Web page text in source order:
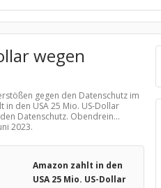
wegen
gegen den Datenschutz im
in den USA 25 Mio. US-Dollar
Datenschutz. Obendrein...
2023.
Amazon zahlt in den
USA 25 Mio. US-Dollar